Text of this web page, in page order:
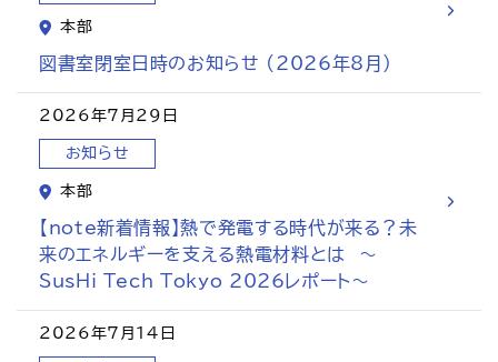
アクセス
本部
図書室閉室日時のお知らせ (2026年8月)
2026年7月29日
お知らせ
本部
【note新着情報】熱で発電する時代が来る？未
来のエネルギーを支える熱電材料とは　～
SusHi Tech Tokyo 2026レポート～
2026年7月14日